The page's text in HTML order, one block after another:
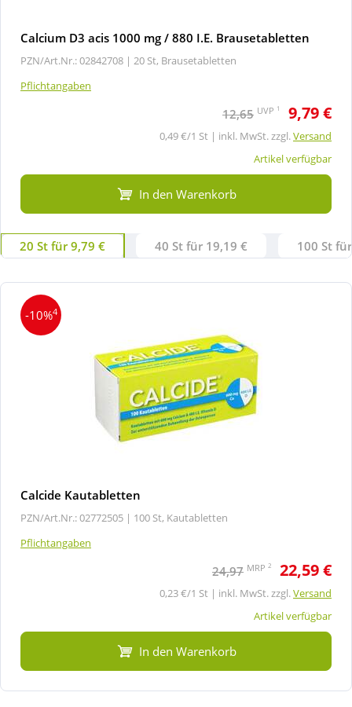
Calcium D3 acis 1000 mg / 880 I.E. Brausetabletten
PZN/Art.Nr.: 02842708 | 20 St, Brausetabletten
Pflichtangaben
12,65 UVP 1 9,79 €
0,49 €/1 St | inkl. MwSt. zzgl.Versand
Artikel verfügbar
In den Warenkorb
20 St für 9,79 € 40 St für 19,19 € 100 St
-10%4
Calcide Kautabletten
PZN/Art.Nr.: 02772505 | 100 St, Kautabletten
Pflichtangaben
24,97 MRP 2 22,59 €
0,23 €/1 St | inkl. MwSt. zzgl.Versand
Artikel verfügbar
In den Warenkorb